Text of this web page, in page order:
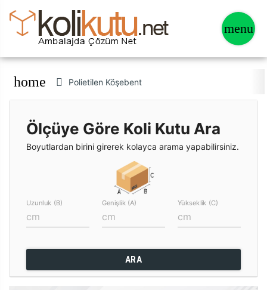
home Polietilen Köşebent
Ölçüye Göre Koli Kutu Ara
Boyutlardan birini girerek kolayca arama yapabilirsiniz.
Uzunluk (B) Genişlik (A) Yükseklik (C)
ARA